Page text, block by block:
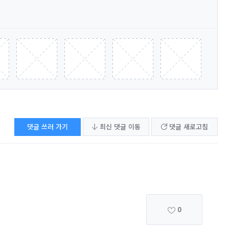
댓글 쓰러 가기 최신 댓글 이동 댓글 새로고침
0